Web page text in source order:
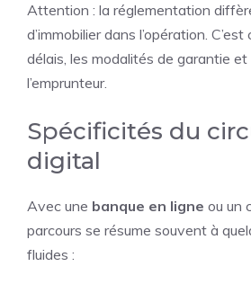
Attention : la réglementation
d’immobilier dans l’opération.
délais, les modalités de garantie
l’emprunteur.
Spécificités du
digital
Avec une banque en ligne ou un
parcours se résume souvent à
fluides :